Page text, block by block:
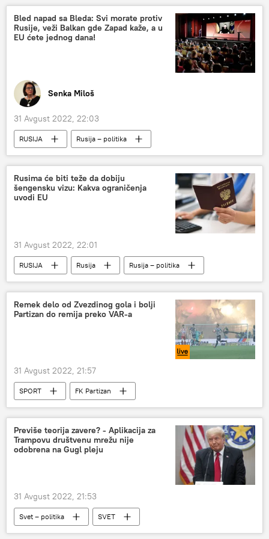
Bled napad sa Bleda: Svi morate protiv
Rusije, veži Balkan gde Zapad kaže, a u
EU ćete jednog dana!
Senka Miloš
31 Avgust 2022, 22:03
RUSIJA
Rusija – politika
Evropska unija (EU)
SAD
Bled
Srbija
Srbija – politika
Dušan Proroković
Analize i mišljenja
Rusima će biti teže da dobiju
šengensku vizu: Kakva ograničenja
uvodi EU
31 Avgust 2022, 22:01
RUSIJA Rusija
Rusija – politika
Evropska unija (EU)
vize
Remek delo od Zvezdinog gola i bolji
Partizan do remija preko VAR-a
31 Avgust 2022, 21:57
SPORT
FK Partizan
FK Crvena zvezda
večiti derbi
Sport
Fudbal
Previše teorija zavere? - Aplikacija za
Trampovu društvenu mrežu nije
odobrena na Gugl pleju
31 Avgust 2022, 21:53
Svet – politika SVET